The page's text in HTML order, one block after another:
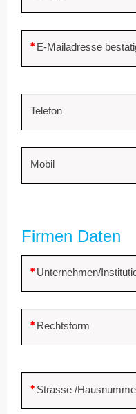
E-Mailadresse
Telefon
Mobil
Firmen Daten
Unternehmen/
Rechtsform
Strasse /